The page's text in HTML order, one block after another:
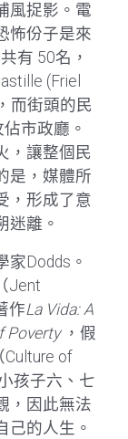
風捉影。電
怖份子是來
有 50名，
(Friel
而街頭的民
市政廳。
，讓整個民
是，媒體所
，形成了意
迷離。
Dodds。
Jent
作La Vida: A
Poverty，假
of
孩子六、七
，因此無法
己的人生。